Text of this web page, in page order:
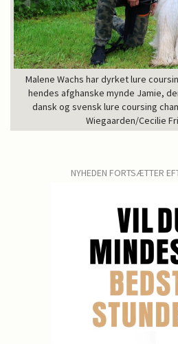
Malene Wachs har dyrket lure
hendes afghanske mynde Jamie,
dansk og svensk lure coursing
Wiegaarden/Cecilie
NYHEDEN FORTSÆTTER